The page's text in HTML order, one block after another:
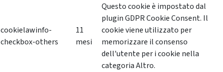
cookielawinfo-
checkbox-others
11
mesi
Questo cookie è impostato dal
plugin GDPR Cookie Consent. Il
cookie viene utilizzato per
memorizzare il consenso
dell'utente per i cookie nella
categoria Altro.